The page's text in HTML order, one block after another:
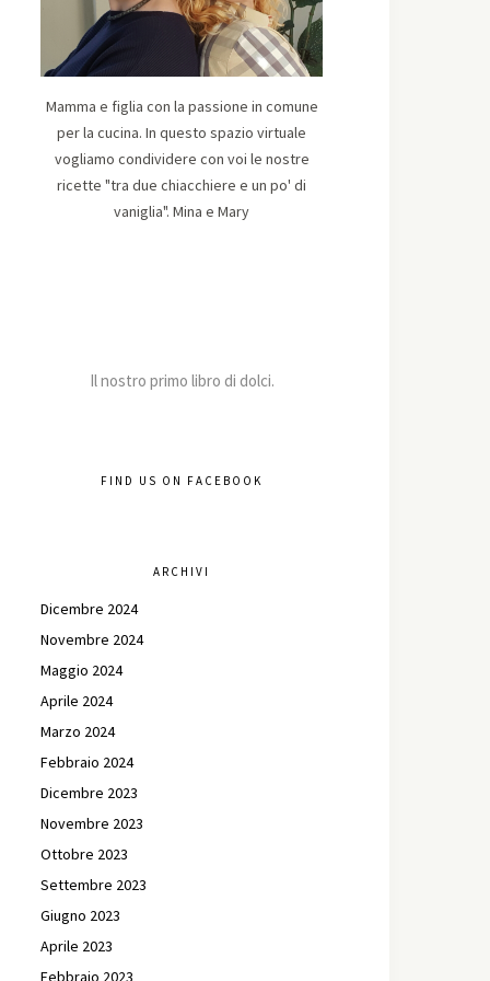
Mamma e figlia con la passione in comune
per la cucina. In questo spazio virtuale
vogliamo condividere con voi le nostre
ricette "tra due chiacchiere e un po' di
vaniglia". Mina e Mary
Il nostro primo libro di dolci.
FIND US ON FACEBOOK
ARCHIVI
Dicembre 2024
Novembre 2024
Maggio 2024
Aprile 2024
Marzo 2024
Febbraio 2024
Dicembre 2023
Novembre 2023
Ottobre 2023
Settembre 2023
Giugno 2023
Aprile 2023
Febbraio 2023